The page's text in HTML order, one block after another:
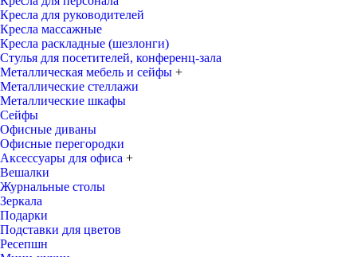
Кресла для руководителей
Кресла массажные
Кресла раскладные (шезлонги)
Стулья для посетителей, конференц-зала
Металлическая мебель и сейфы +
Металлические стеллажи
Металлические шкафы
Сейфы
Офисные диваны
Офисные перегородки
Аксессуары для офиса +
Вешалки
Журнальные столы
Зеркала
Подарки
Подставки для цветов
Ресепшн